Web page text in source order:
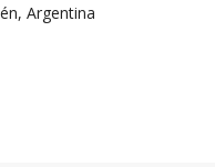
Argentina